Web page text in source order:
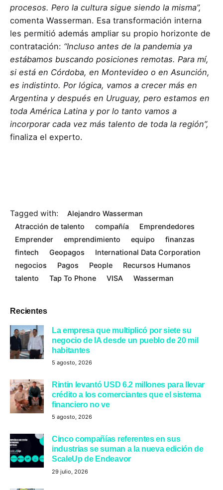
Recientes
La empresa que multiplicó por siete su
negocio de IA desde un pueblo de 20 mil
habitantes
5 agosto, 2026
Rintin levantó USD 6.2 millones para llevar
crédito a los comerciantes que el sistema
financiero no ve
5 agosto, 2026
Cinco compañías referentes en sus
industrias se suman a la nueva edición de
ScaleUp de Endeavor
29 julio, 2026
procesos. Pero la cultura sigue siendo la misma”,
comenta Wasserman. Esa transformación interna
les permitió además ampliar su propio horizonte de
contratación: “Incluso antes de la pandemia ya
estábamos buscando posiciones remotas. Para mí,
si está en Córdoba, en Montevideo o en Asunción,
es indistinto. Por lógica, vamos a crecer más en
Argentina y después en Uruguay, pero estamos en
toda América Latina y por lo tanto vamos a
incorporar cada vez más talento de toda la región”,
finaliza el experto.
Tagged with:
Alejandro Wasserman
Atracción de talento
compañía
Emprendedores
Emprender
emprendimiento equipo
finanzas
fintech
Geopagos
International Data Corporation
negocios
Pagos People
Recursos Humanos
talento
Tap To Phone VISA Wasserman